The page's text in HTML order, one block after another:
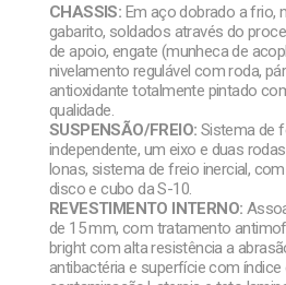
CHASSIS: Em aço dobrado a frio,
gabarito, soldados através do
de apoio, engate (munheca de
nivelamento regulável com roda,
antioxidante totalmente pintado
qualidade.
SUSPENSÃO/FREIO: Sistema de
independente, um eixo e duas
lonas, sistema de freio inercial,
disco e cubo da S-10.
REVESTIMENTO INTERNO:
de 15 mm, com tratamento
bright com alta resistência a
antibactéria e superfície com índice